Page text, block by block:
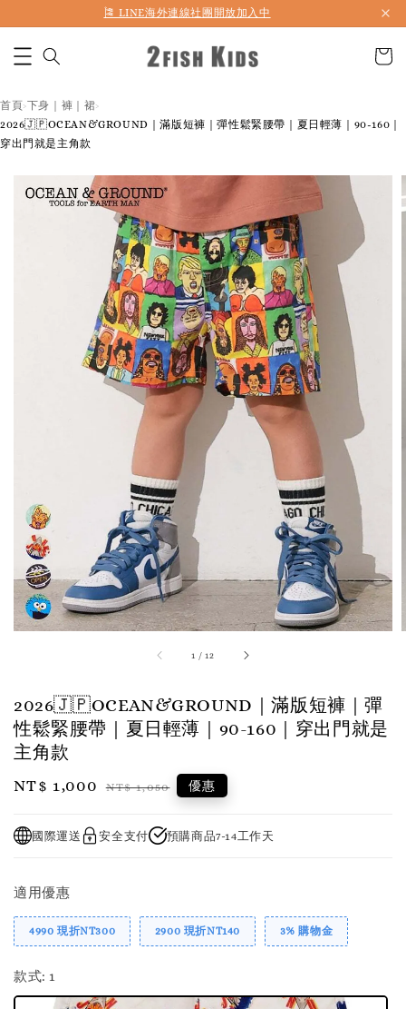
首購折50 ｜ 滿1,500 免運 ｜ 滿2,900 折140 ｜ 3%購物金
首頁›下身｜褲｜裙›
2026🇯🇵OCEAN&GROUND｜滿版短褲｜彈性鬆緊腰帶｜夏日輕薄｜90-160｜
穿出門就是主角款
1 /12
2026🇯🇵OCEAN&GROUND｜滿版短褲｜彈
性鬆緊腰帶｜夏日輕薄｜90-160｜穿出門就是
主角款
Sale
NT$ 1,000 Regular
NT$ 1,050 優惠
國際運送 安全支付 預購商品7-14工作天
適用優惠
4990 現折NT300 2900 現折NT140 3% 購物金
款式: 1